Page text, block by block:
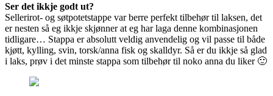
Ser det ikkje godt ut?
Sellerirot- og søtpotetstappe var berre perfekt tilbehør til laksen, det
er nesten så eg ikkje skjønner at eg har laga denne kombinasjonen
tidligare… Stappa er absolutt veldig anvendelig og vil passe til både
kjøtt, kylling, svin, torsk/anna fisk og skalldyr. Så er du ikkje så glad
i laks, prøv i det minste stappa som tilbehør til noko anna du liker 🙂